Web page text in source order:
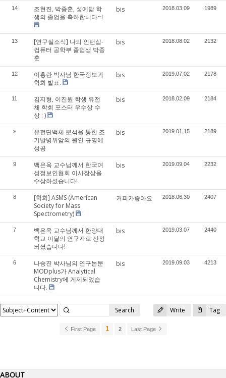
14
조현진, 박종훈, 성예닮 학
생의 졸업을 축하합니다~!
bis 2018.03.09 1989
13
[연구실소식] 나의 인턴십-
컴퓨터 공학부 졸업생 박종
훈
bis 2018.08.02 2132
12
이홍란 박사님 한국정보과
학회 발표.
bis 2019.07.02 2178
11
김지형, 이진원 학생 유전
체 학회 포스터 우수상 수
상 : )
bis 2018.02.09 2184
»
유전단백체 분석을 통한 조
기발병위암의 원인 규명에
성공
bis 2019.01.15 2189
9
백은옥 교수님께서 한국여
성정보인협회 이사장상을
수상하셨습니다!
bis 2019.09.04 2232
8
[학회] ASMS (American
Society for Mass
Spectrometry)
커피가좋아요 2018.06.30 2407
7
백은옥 교수님께서 한양대
학교 이달의 연구자로 선정
되셨습니다!
bis 2019.03.07 2440
6
나승진 박사님의 연구논문
MODplus가 Analytical
Chemistry에 게제되었습
니다.
bis 2019.09.03 4213
Write Tag
Search
First Page 1 2 Last Page
ABOUT